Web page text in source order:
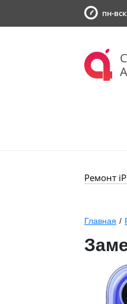
пн-
Ремонт
Главная /